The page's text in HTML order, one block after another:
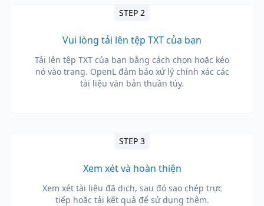
STEP 2
Vui lòng tải lên tệp TXT của bạn
Tải lên tệp TXT của bạn bằng cách chọn hoặc kéo
nó vào trang. OpenL đảm bảo xử lý chính xác các
tài liệu văn bản thuần túy.
STEP 3
Xem xét và hoàn thiện
Xem xét tài liệu đã dịch, sau đó sao chép trực
tiếp hoặc tải kết quả để sử dụng thêm.